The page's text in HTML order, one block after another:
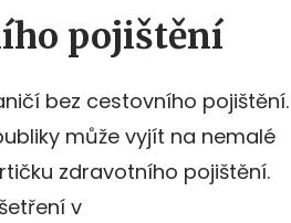
pojištění
bez cestovního pojištění.
může vyjít na nemalé
zdravotního pojištění.
v